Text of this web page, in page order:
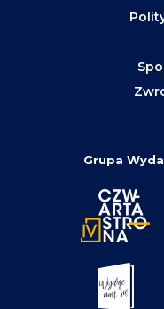
Grupa